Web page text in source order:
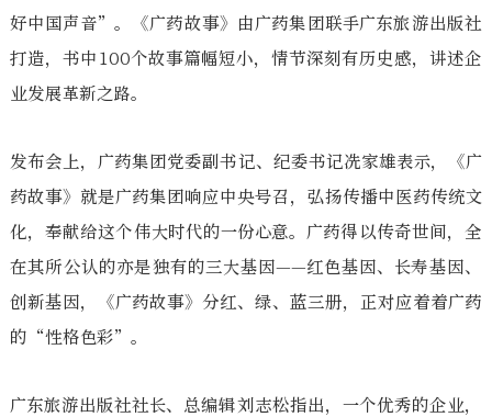
好中国声音”。《广药故事》由广药集团联手广东旅游出版社
打造，书中100个故事篇幅短小，情节深刻有历史感，讲述企
业发展革新之路。
发布会上，广药集团党委副书记、纪委书记冼家雄表示，《广
药故事》就是广药集团响应中央号召，弘扬传播中医药传统文
化，奉献给这个伟大时代的一份心意。广药得以传奇世间，全
在其所公认的亦是独有的三大基因——红色基因、长寿基因、
创新基因，《广药故事》分红、绿、蓝三册，正对应着着广药
的“性格色彩”。
广东旅游出版社社长、总编辑刘志松指出，一个优秀的企业，